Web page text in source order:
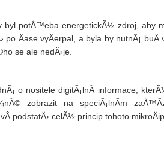
byl potÅ™eba energetickÃ½ zdroj, aby
po Äase vyÄerpal, a byla by nutnÃ¡
se ale nedÄ›je.
o nositele digitÃ¡lnÃ­ informace,
zobrazit na speciÃ¡lnÃ­m
podstatÄ› celÃ½ princip tohoto